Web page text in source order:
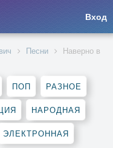
Вход
Песни
Наверно в
ПОП РАЗНОЕ
НАРОДНАЯ
ЭЛЕКТРОННАЯ